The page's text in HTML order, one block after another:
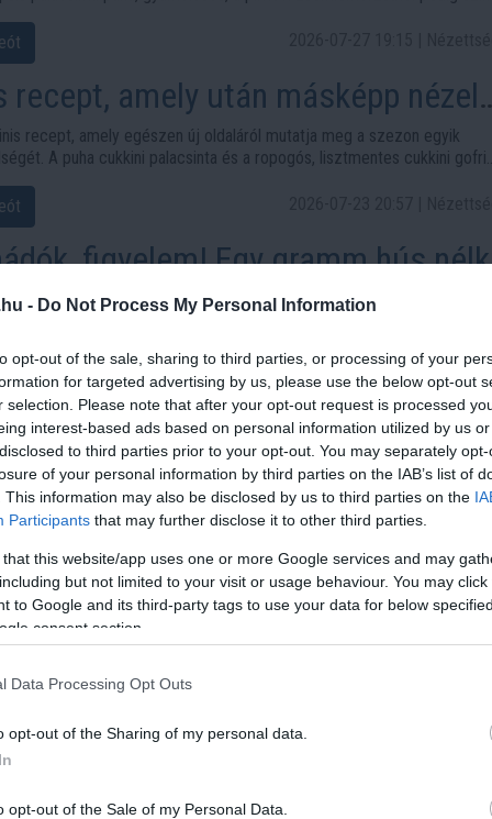
- Do Not Process My Personal Information
opt-out of the sale, sharing to third parties, or processing of your
for targeted advertising by us, please use the below opt-out
selection. Please note that after your opt-out request is processed
interest-based ads based on personal information utilized by us
to third parties prior to your opt-out. You may separately
of your personal information by third parties on the IAB’s list of
This information may also be disclosed by us to third parties on the
Participants that may further disclose it to other third parties.
that this website/app uses one or more Google services and may
but not limited to your visit or usage behaviour. You may
to Google and its third-party tags to use your data for below
consent section.
Data Processing Opt Outs
opt-out of the Sharing of my personal data.
opt-out of the Sale of my Personal Data.
recept, amely után másképp nézel
recept, amely egészen új oldaláról mutatja meg a szezon egyik
A puha cukkini palacsinta és a ropogós, lisztmentes cukkini gofri
figyelem! Egy gramm hús
a vacsora
cukkiniszezon, mindig keressük az új, kreatív és egyszerűen
valami igazán laktatót, szaftosat és aranybarnára sült sajtos
2026-07-22 17:03 |
a cukkinivel a serpenyőben:
lepény lesz belőle
ehhez az aranybarnára sült, puha serpenyős cukkinilepényhez. A
a joghurtos-chilis mártogatós teszi igazán különlegessé,
alatt elkészül.
2026-07-21 19:09 |
1 2 3 Következő »
talajban dőlhet el a
Gazdaság
szolgáltatásokra